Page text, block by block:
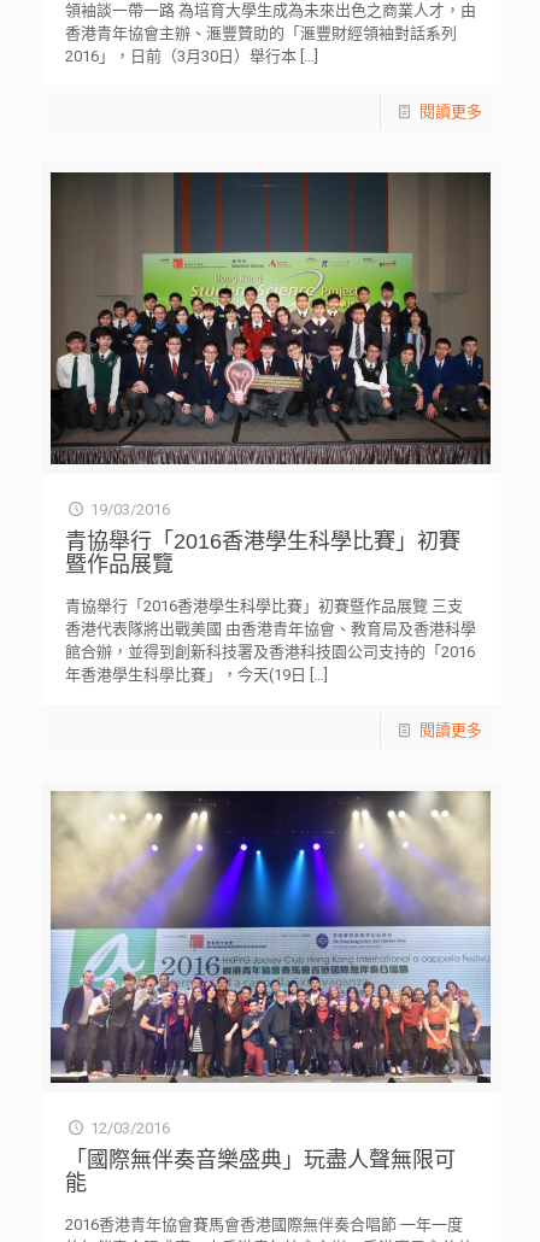
領袖談一帶一路 為培育大學生成為未來出色之商業人才，由
香港青年協會主辦、滙豐贊助的「滙豐財經領袖對話系列
2016」，日前（3月30日）舉行本[…]
閱讀更多
19/03/2016
青協舉行「2016香港學生科學比賽」初賽
暨作品展覽
青協舉行「2016香港學生科學比賽」初賽暨作品展覽 三支
香港代表隊將出戰美國 由香港青年協會、教育局及香港科學
館合辦，並得到創新科技署及香港科技園公司支持的「2016
年香港學生科學比賽」，今天(19日
[…]
閱讀更多
12/03/2016
「國際無伴奏音樂盛典」玩盡人聲無限可
能
2016香港青年協會賽馬會香港國際無伴奏合唱節 一年一度